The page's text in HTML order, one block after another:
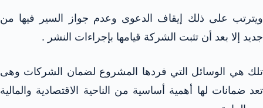
ويترتب على ذلك إيقاف الدعوى وعدم جواز السير فيها من
جديد إلا بعد أن تثبت الشركة قيامها بإجراءات النشر .
تلك هي الوسائل التي فردها المشروع لضمان الشركات وهى
تعد ضمانات لها أهمية أساسية من الناحية الاقتصادية والمالية